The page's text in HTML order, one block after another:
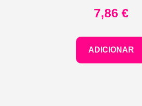
7,86 €
ADICIONAR